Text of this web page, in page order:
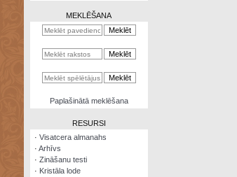
kalkulators
MEKLĒŠANA
Paplašinātā meklēšana
RESURSI
· Visatcera almanahs
· Arhīvs
· Zināšanu testi
· Kristāla lode